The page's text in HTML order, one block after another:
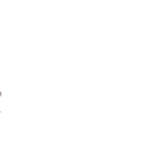
One Week Friends 02